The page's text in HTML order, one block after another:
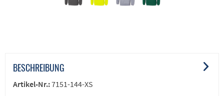
BESCHREIBUNG
Artikel-Nr.:7151-144-XS